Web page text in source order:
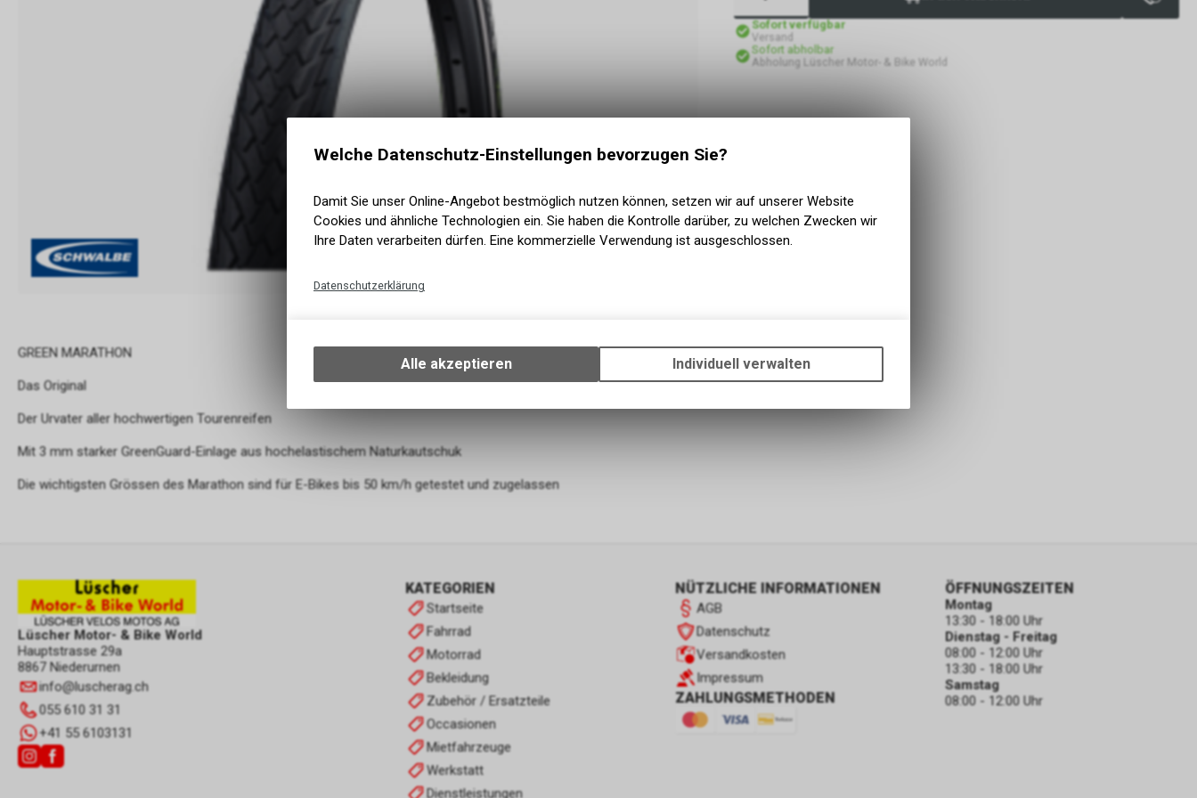
Sofort verfügbar
Versand
Sofort abholbar
Abholung Lüscher Motor- & Bike World
GREEN MARATHON
Das Original
Der Urvater aller hochwertigen Tourenreifen
Mit 3 mm starker GreenGuard-Einlage aus hochelastischem Naturkautschuk
Die wichtigsten Grössen des Marathon sind für E-Bikes bis 50 km/h getestet und zugelassen
Lüscher Motor- & Bike World
Hauptstrasse 29a
8867 Niederurnen
info@luscherag.ch
055 610 31 31
+41 55 6103131
KATEGORIEN
Startseite
Fahrrad
Motorrad
Bekleidung
Zubehör / Ersatzteile
Occasionen
Mietfahrzeuge
Werkstatt
Dienstleistungen
NÜTZLICHE INFORMATIONEN
AGB
Datenschutz
Versandkosten
Impressum
ZAHLUNGSMETHODEN
ÖFFNUNGSZEITEN
Montag
13:30 - 18:00 Uhr
Dienstag - Freitag
08:00 - 12:00 Uhr
13:30 - 18:00 Uhr
Samstag
08:00 - 12:00 Uhr
Welche Datenschutz-Einstellungen bevorzugen Sie?
Damit Sie unser Online-Angebot bestmöglich nutzen können, setzen wir auf unserer Website
Cookies und ähnliche Technologien ein. Sie haben die Kontrolle darüber, zu welchen Zwecken wir
Ihre Daten verarbeiten dürfen. Eine kommerzielle Verwendung ist ausgeschlossen.
Datenschutzerklärung
Ihrem Gerät, um die grundlegenden Funktionen unseres Online-Angebots, wie die
Verwendung des Warenkorbs, zu ermöglichen. Bitte beachten Sie, dass die
zulassen.
Alle akzeptieren Individuell verwalten